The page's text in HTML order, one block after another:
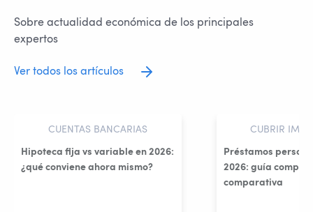
Sobre actualidad económica de los principales
expertos
Ver todos los artículos
CUENTAS BANCARIAS
Hipoteca fija vs variable en 2026:
¿qué conviene ahora mismo?
CUBRIR
Préstamos
2026: guía
comparativa